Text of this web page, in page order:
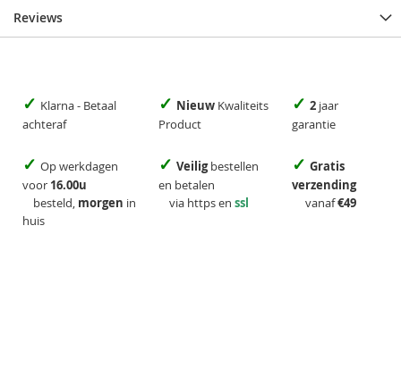
Reviews
✓ Klarna - Betaal
achteraf
✓ Nieuw Kwaliteits
Product
✓ 2 jaar
garantie
✓ Op werkdagen
voor 16.00u
besteld, morgen in
huis
✓ Veiligbestellen
en betalen
via https en ssl
✓ Gratis
verzending
vanaf€49